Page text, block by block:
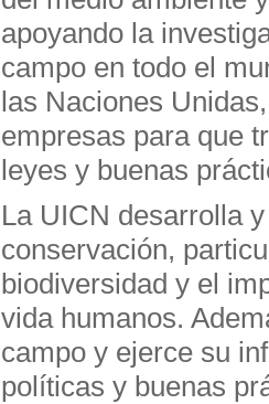
apoyando la
campo en todo el
las Naciones
empresas para que
leyes y buenas
La UICN desarrolla
conservación,
biodiversidad y el
vida humanos.
campo y ejerce su
políticas y buenas